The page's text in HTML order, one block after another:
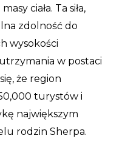
ciała. Ta siła,
zdolność do
wysokości
utrzymania w postaci
że region
turystów i
największym
rodzin Sherpa.